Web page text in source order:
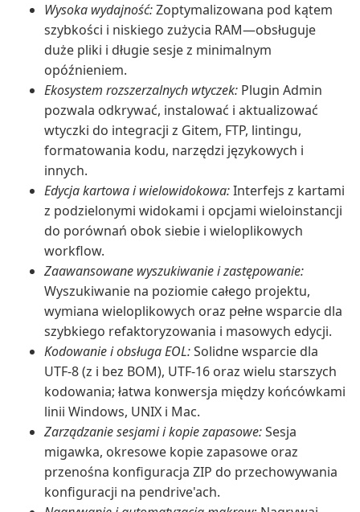
Wysoka wydajność:Zoptymalizowana pod kątem
szybkości i niskiego zużycia RAM—obsługuje
duże pliki i długie sesje z minimalnym
opóźnieniem.
Ekosystem rozszerzalnych wtyczek: Plugin Admin
pozwala odkrywać, instalować i aktualizować
wtyczki do integracji z Gitem, FTP, lintingu,
formatowania kodu, narzędzi językowych i
innych.
Edycja kartowa i wielowidokowa:Interfejs z kartami
z podzielonymi widokami i opcjami wieloinstancji
do porównań obok siebie i wieloplikowych
workflow.
Zaawansowane wyszukiwanie i zastępowanie:
Wyszukiwanie na poziomie całego projektu,
wymiana wieloplikowych oraz pełne wsparcie dla
szybkiego refaktoryzowania i masowych edycji.
Kodowanie i obsługa EOL:Solidne wsparcie dla
UTF-8 (z i bez BOM), UTF-16 oraz wielu starszych
kodowania; łatwa konwersja między końcówkami
linii Windows, UNIX i Mac.
Zarządzanie sesjami i kopie zapasowe:Sesja
migawka, okresowe kopie zapasowe oraz
przenośna konfiguracja ZIP do przechowywania
konfiguracji na pendrive'ach.